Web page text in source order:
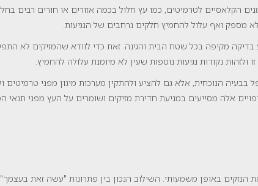
הקלאסיים לטרמיטים, כמו עץ חלול בכמה אזורים או חורים רבים
מספק ואף עלול להחמיץ חלקים נרחבים של הנגיעות.
בדיקה מקיפה בכל שטח הבית והגינה. זאת כדי לוודא שהמזיקים לא
נקודות נגיעות נוספות שעין לא מיומנת עלולה להחמיץ.
בבעיה הנוכחית, אלא גם להציע ולהתקין מערכות מיגון מפני טרמיטים
אלה מסייעים במניעת חדירת מזיקים ושומרים על העץ מפני תנאי
הנזקים באופן משמעותי. השילוב הנכון בין פתרונות "עשה זאת בעצמך"